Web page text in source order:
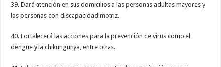
39. Dará atención en sus domicilios a las personas adultas mayores y
las personas con discapacidad motriz.
40. Fortalecerá las acciones para la prevención de virus como el
dengue y la chikungunya, entre otras.